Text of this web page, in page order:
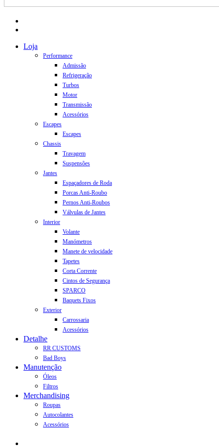
Close
Loja
Performance
Admissão
Refrigeração
Turbos
Motor
Transmissão
Acessórios
Escapes
Escapes
Chassis
Travagem
Suspensões
Jantes
Espaçadores de Roda
Porcas Anti-Roubo
Pernos Anti-Roubos
Válvulas de Jantes
Interior
Volante
Manómetros
Manete de velocidade
Tapetes
Corta Corrente
Cintos de Segurança
SPARCO
Baquets Fixos
Exterior
Carrossaria
Acessórios
Detalhe
RR CUSTOMS
Bad Boys
Manutenção
Óleos
Filtros
Merchandising
Roupas
Autocolantes
Acessórios